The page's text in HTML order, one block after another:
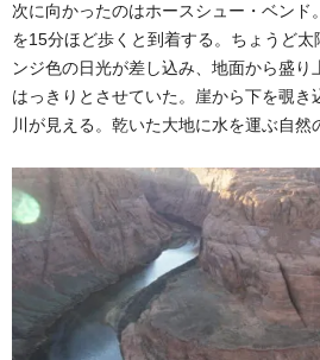
次に向かったのはホースシュー・ベンド
を15分ほど歩くと到着する。ちょうど
ンジ色の日光が差し込み、地面から盛り
はっきりとさせていた。崖から下を覗き
川が見える。乾いた大地に水を運ぶ自然